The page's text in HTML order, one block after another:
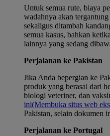
Untuk semua rute, biaya
wadahnya akan
sekaligus ditambah
semua kasus, bahkan
lainnya yang sedang
Perjalanan ke Pakistan
Jika Anda bepergian ke
produk yang berasal dari
biologi veteriner, dan
ini(Membuka situs web
Pakistan, selain dokumen
Perjalanan ke Portugal